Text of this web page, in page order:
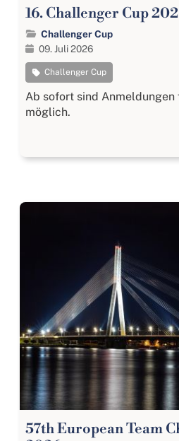
16. Challenger Cup
Challenger Cup
09. Juli 2026
Challenger Cup
Ab sofort sind Anmeldungen
möglich.
57th European Team